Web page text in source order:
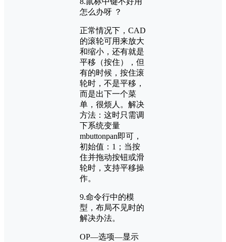
怎么办呀 ？
正常情况下，CAD
的滚轮可用来放大
和缩小，还有就是
平移（按住），但
有的时候，按住滚
轮时，不是平移，
而是出下一个菜
单，很烦人。解决
方法：这时只需调
下系统变量
mbuttonpan即可，
初始值：1；当按
住并拖动按钮或滑
轮时，支持平移操
作。
9.命令行中的模
型，布局不见时的
解决办法。
OP—选项—显示